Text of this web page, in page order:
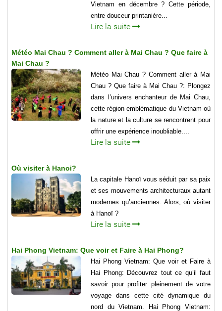
Vietnam en décembre ? Cette période,
entre douceur printanière...
Lire la suite
Météo Mai Chau ? Comment aller à Mai Chau ? Que faire à
Mai Chau ?
Météo Mai Chau ? Comment aller à Mai
Chau ? Que faire à Mai Chau ?: Plongez
dans l’univers enchanteur de Mai Chau,
cette région emblématique du Vietnam où
la nature et la culture se rencontrent pour
offrir une expérience inoubliable....
Lire la suite
Où visiter à Hanoi?
La capitale Hanoï vous séduit par sa paix
et ses mouvements architecturaux autant
modernes qu’anciennes. Alors, où visiter
à Hanoï ?
Lire la suite
Hai Phong Vietnam: Que voir et Faire à Hai Phong?
Hai Phong Vietnam: Que voir et Faire à
Hai Phong: Découvrez tout ce qu’il faut
savoir pour profiter pleinement de votre
voyage dans cette cité dynamique du
nord du Vietnam. Hai Phong Vietnam: